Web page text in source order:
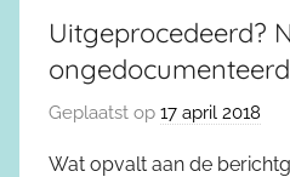
Uitgeprocedeerd?
Geplaatst op 17 april 2018
Wat opvalt aan de